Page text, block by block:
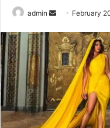
admin
Send
email
February